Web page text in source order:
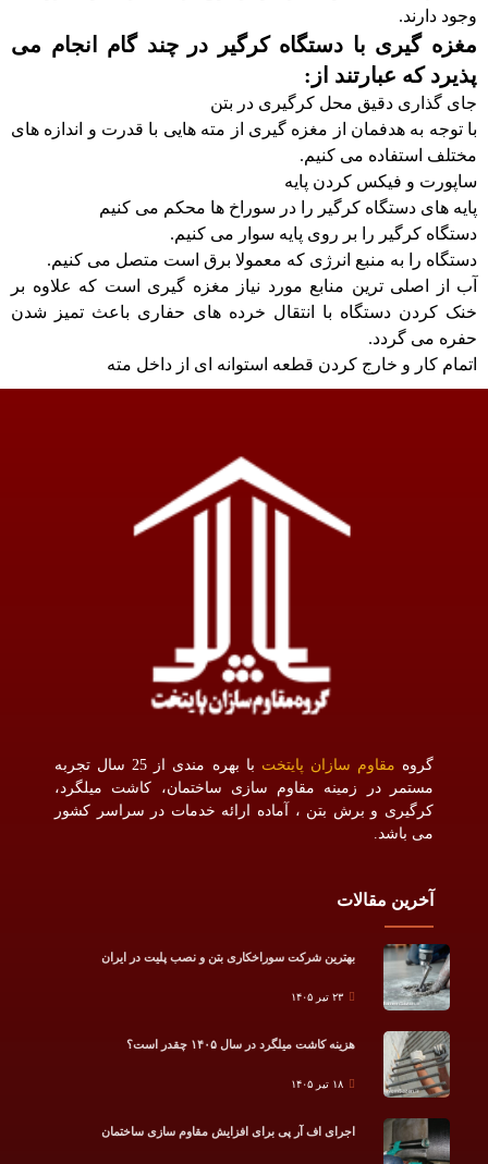
وجود دارند.
مغزه گیری با دستگاه کرگیر در چند گام انجام می
پذیرد که عبارتند از:
جای گذاری دقیق محل کرگیری در بتن
با توجه به هدفمان از مغزه گیری از مته هایی با قدرت و اندازه های
مختلف استفاده می کنیم.
ساپورت و فیکس کردن پایه
پایه های دستگاه کرگیر را در سوراخ ها محکم می کنیم
دستگاه کرگیر را بر روی پایه سوار می کنیم.
دستگاه را به منبع انرژی که معمولا برق است متصل می کنیم.
آب از اصلی ترین منابع مورد نیاز مغزه گیری است که علاوه بر
خنک کردن دستگاه با انتقال خرده های حفاری باعث تمیز شدن
حفره می گردد.
اتمام کار و خارج کردن قطعه استوانه ای از داخل مته
گروه مقاوم سازان پایتخت
با بهره مندی از 25 سال تجربه
مستمر در زمینه مقاوم سازی ساختمان، کاشت میلگرد،
کرگیری و برش بتن ، آماده ارائه خدمات در سراسر کشور
می باشد.
آخرین مقالات
بهترین شرکت سوراخکاری بتن و نصب پلیت در ایران
۲۳ تیر ۱۴۰۵
هزینه کاشت میلگرد در سال ۱۴۰۵ چقدر است؟
۱۸ تیر ۱۴۰۵
اجرای اف آر پی برای افزایش مقاوم سازی ساختمان